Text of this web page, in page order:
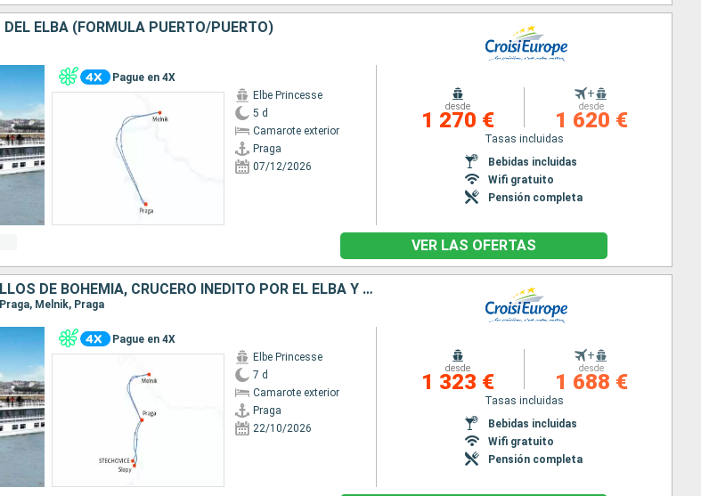
ELBA (FORMULA PUERTO/PUERTO)
Pague en 4X
Elbe Princesse
5 d
Camarote exterior
Praga
07/12/2026
desde
1 270 €
+
desde
1 620 €
Tasas incluidas
Bebidas incluidas
Wifi gratuito
Pensión completa
VER LAS OFERTAS
PRAGA, DRESDE Y LOS CASTILLOS DE BOHEMIA, CRUCERO INÉDITO POR EL ELBA Y EL MOLDAVA SALVAJE
Melnik, Praga
Pague en 4X
Elbe Princesse
7 d
Camarote exterior
Praga
22/10/2026
desde
1 323 €
+
desde
1 688 €
Tasas incluidas
Bebidas incluidas
Wifi gratuito
Pensión completa